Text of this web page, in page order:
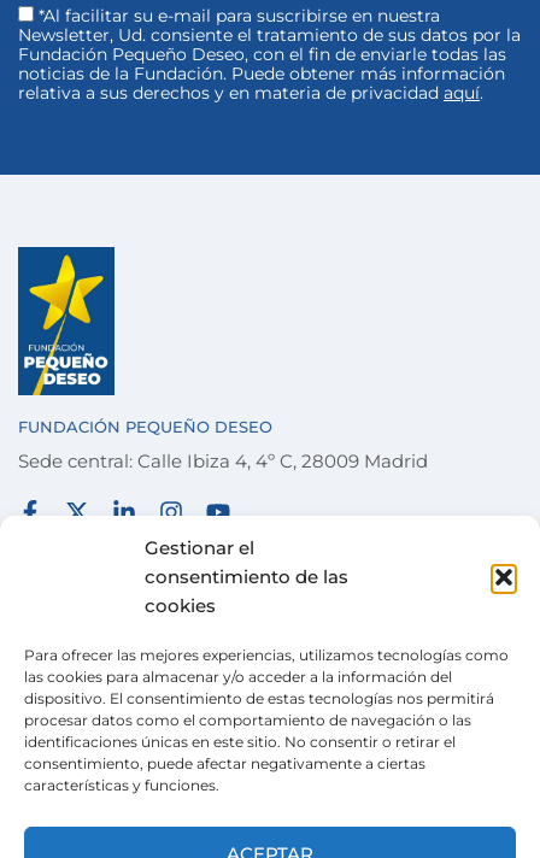
Gestionar el
consentimiento de las
cookies
Para ofrecer las mejores experiencias, utilizamos tecnologías como
las cookies para almacenar y/o acceder a la información del
dispositivo. El consentimiento de estas tecnologías nos permitirá
procesar datos como el comportamiento de navegación o las
identificaciones únicas en este sitio. No consentir o retirar el
consentimiento, puede afectar negativamente a ciertas
características y funciones.
ACEPTAR
*Al facilitar su e-mail para suscribirse en nuestra
Newsletter, Ud. consiente el tratamiento de sus datos por la
Fundación Pequeño Deseo, con el fin de enviarle todas las
noticias de la Fundación. Puede obtener más información
relativa a sus derechos y en materia de privacidad aquí.
FUNDACIÓN PEQUEÑO DESEO
Sede central: Calle Ibiza 4, 4º C, 28009 Madrid
ACTUALIDAD
TIENDA SOLIDARIA
VOLUNTARIADO
POLÍTICA DE PRIVACIDAD
CANAL DE DENUNCIAS
Pertenecemos a laWish Alliance. creada en 2024
gracias al apoyo de la Unión Europea, formada